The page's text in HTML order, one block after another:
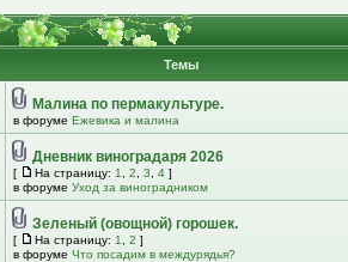
Темы
Малина по пермакультуре.
в форуме Ежевика и малина
Дневник виноградаря 2026
[ На страницу: 1 2 3 4 ]
в форуме Уход за виноградником
Зеленый (овощной) горошек.
[ На страницу: 1 2 ]
в форуме Что посадим в междурядья?